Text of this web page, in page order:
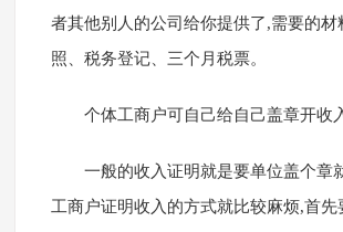
者其他别人的公司给你提供了,需要的材
照、税务登记、三个月税票。
个体工商户可自己给自己盖章开收
一般的收入证明就是要单位盖个章
工商户证明收入的方式就比较麻烦,首先